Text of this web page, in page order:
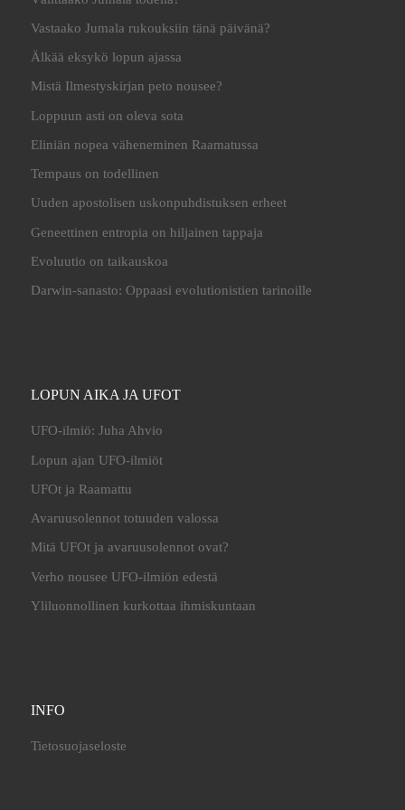
Vastaako Jumala rukouksiin tänä päivänä?
Älkää eksykö lopun ajassa
Mistä Ilmestyskirjan peto nousee?
Loppuun asti on oleva sota
Eliniän nopea väheneminen Raamatussa
Tempaus on todellinen
Uuden apostolisen uskonpuhdistuksen erheet
Geneettinen entropia on hiljainen tappaja
Evoluutio on taikauskoa
Darwin-sanasto: Oppaasi evolutionistien tarinoille
LOPUN AIKA JA UFOT
UFO-ilmiö: Juha Ahvio
Lopun ajan UFO-ilmiöt
UFOt ja Raamattu
Avaruusolennot totuuden valossa
Mitä UFOt ja avaruusolennot ovat?
Verho nousee UFO-ilmiön edestä
Yliluonnollinen kurkottaa ihmiskuntaan
INFO
Tietosuojaseloste